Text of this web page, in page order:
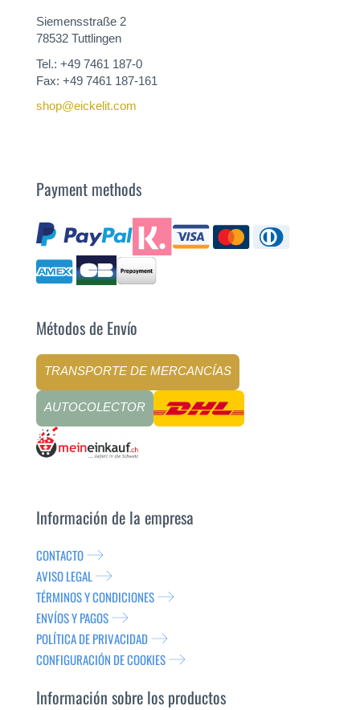
Siemensstraße 2
78532 Tuttlingen
Tel.: +49 7461 187-0
Fax: +49 7461 187-161
shop@eickelit.com
Payment methods
Métodos de Envío
TRANSPORTE DE MERCANCÍAS
AUTOCOLECTOR
Información de la empresa
CONTACTO
AVISO LEGAL
TÉRMINOS Y CONDICIONES
ENVÍOS Y PAGOS
POLÍTICA DE PRIVACIDAD
CONFIGURACIÓN DE COOKIES
Información sobre los productos